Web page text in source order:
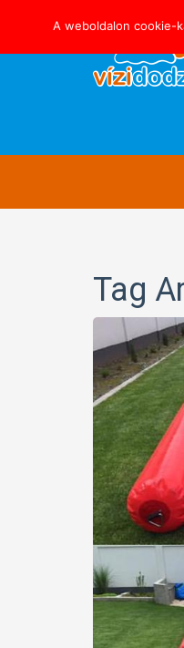
Blog
Tag
A weboldalon cookie-